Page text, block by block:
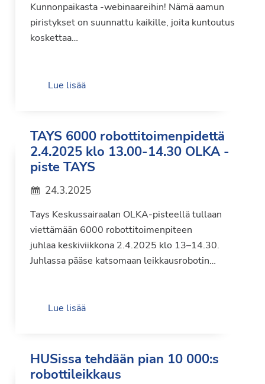
Kunnonpaikasta -webinaareihin! Nämä aamun
piristykset on suunnattu kaikille, joita kuntoutus
koskettaa…
Lue lisää
TAYS 6000 robottitoimenpidettä
2.4.2025 klo 13.00-14.30 OLKA -
piste TAYS
24.3.2025
Tays Keskussairaalan OLKA-pisteellä tullaan
viettämään 6000 robottitoimenpiteen
juhlaa keskiviikkona 2.4.2025 klo 13–14.30.
Juhlassa pääse katsomaan leikkausrobotin…
Lue lisää
HUSissa tehdään pian 10 000:s
robottileikkaus